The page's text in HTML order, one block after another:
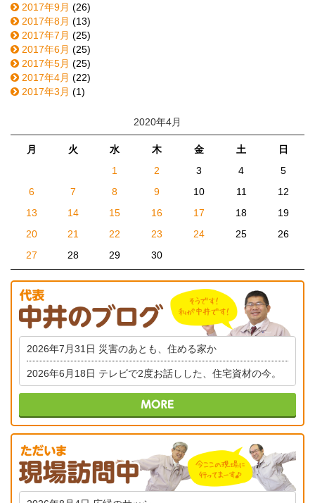
2017年9月 (26)
2017年8月 (13)
2017年7月 (25)
2017年6月 (25)
2017年5月 (25)
2017年4月 (22)
2017年3月 (1)
2020年4月
月 火 水 木 金 土
日
1
2 3 4
5
6
7 8 9 10 11
12
13
14 15 16 17 18
19
20
21 22 23 24 25
26
27
28 29 30
2026年7月31日 災害のあとも、住める家か
2026年6月18日 テレビで2度お話しした、住宅資材の今。